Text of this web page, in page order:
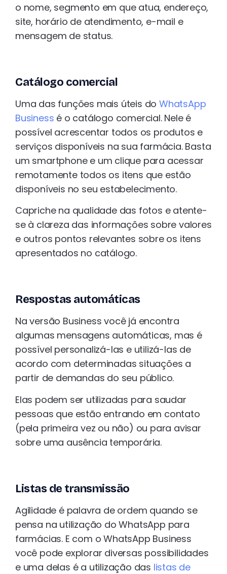
o nome, segmento em que atua, endereço,
site, horário de atendimento, e-mail e
mensagem de status.
Catálogo comercial
Uma das funções mais úteis do WhatsApp
Business é o catálogo comercial. Nele é
possível acrescentar todos os produtos e
serviços disponíveis na sua farmácia. Basta
um smartphone e um clique para acessar
remotamente todos os itens que estão
disponíveis no seu estabelecimento.
Capriche na qualidade das fotos e atente-
se à clareza das informações sobre valores
e outros pontos relevantes sobre os itens
apresentados no catálogo.
Respostas automáticas
Na versão Business você já encontra
algumas mensagens automáticas, mas é
possível personalizá-las e utilizá-las de
acordo com determinadas situações a
partir de demandas do seu público.
Elas podem ser utilizadas para saudar
pessoas que estão entrando em contato
(pela primeira vez ou não) ou para avisar
sobre uma ausência temporária.
Listas de transmissão
Agilidade é palavra de ordem quando se
pensa na utilização do WhatsApp para
farmácias. E com o WhatsApp Business
você pode explorar diversas possibilidades
e uma delas é a utilização das listas de